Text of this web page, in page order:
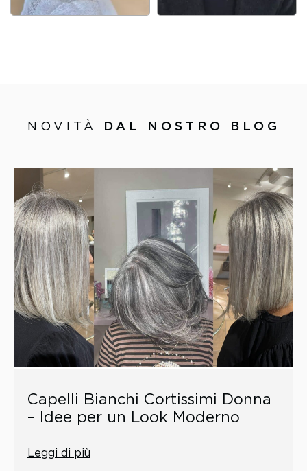
NOVITÀ DAL NOSTRO BLOG
Capelli Bianchi Cortissimi Donna
– Idee per un Look Moderno
Leggi di più